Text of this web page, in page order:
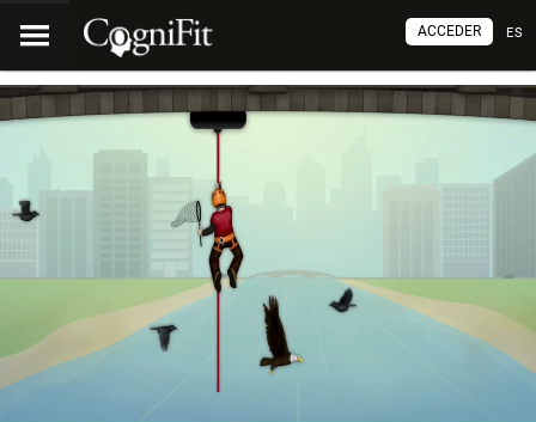
ES
ACCEDER